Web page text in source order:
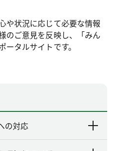
や状況に応じて必要な情報
のご意見を反映し、「みん
タルサイトです。
の対応